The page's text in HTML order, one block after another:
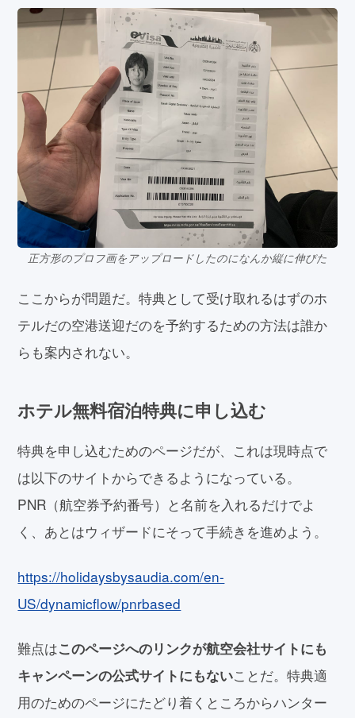
正方形のプロフ画をアップロードしたのになんか縦に伸びた
ここからが問題だ。特典として受け取れるはずのホ
テルだの空港送迎だのを予約するための方法は誰か
らも案内されない。
ホテル無料宿泊特典に申し込む
特典を申し込むためのページだが、これは現時点で
は以下のサイトからできるようになっている。
PNR（航空券予約番号）と名前を入れるだけでよ
く、あとはウィザードにそって手続きを進めよう。
https://holidaysbysaudia.com/en-
US/dynamicflow/pnrbased
難点はこのページへのリンクが航空会社サイトにも
キャンペーンの公式サイトにもないことだ。特典適
用のためのページにたどり着くところからハンター